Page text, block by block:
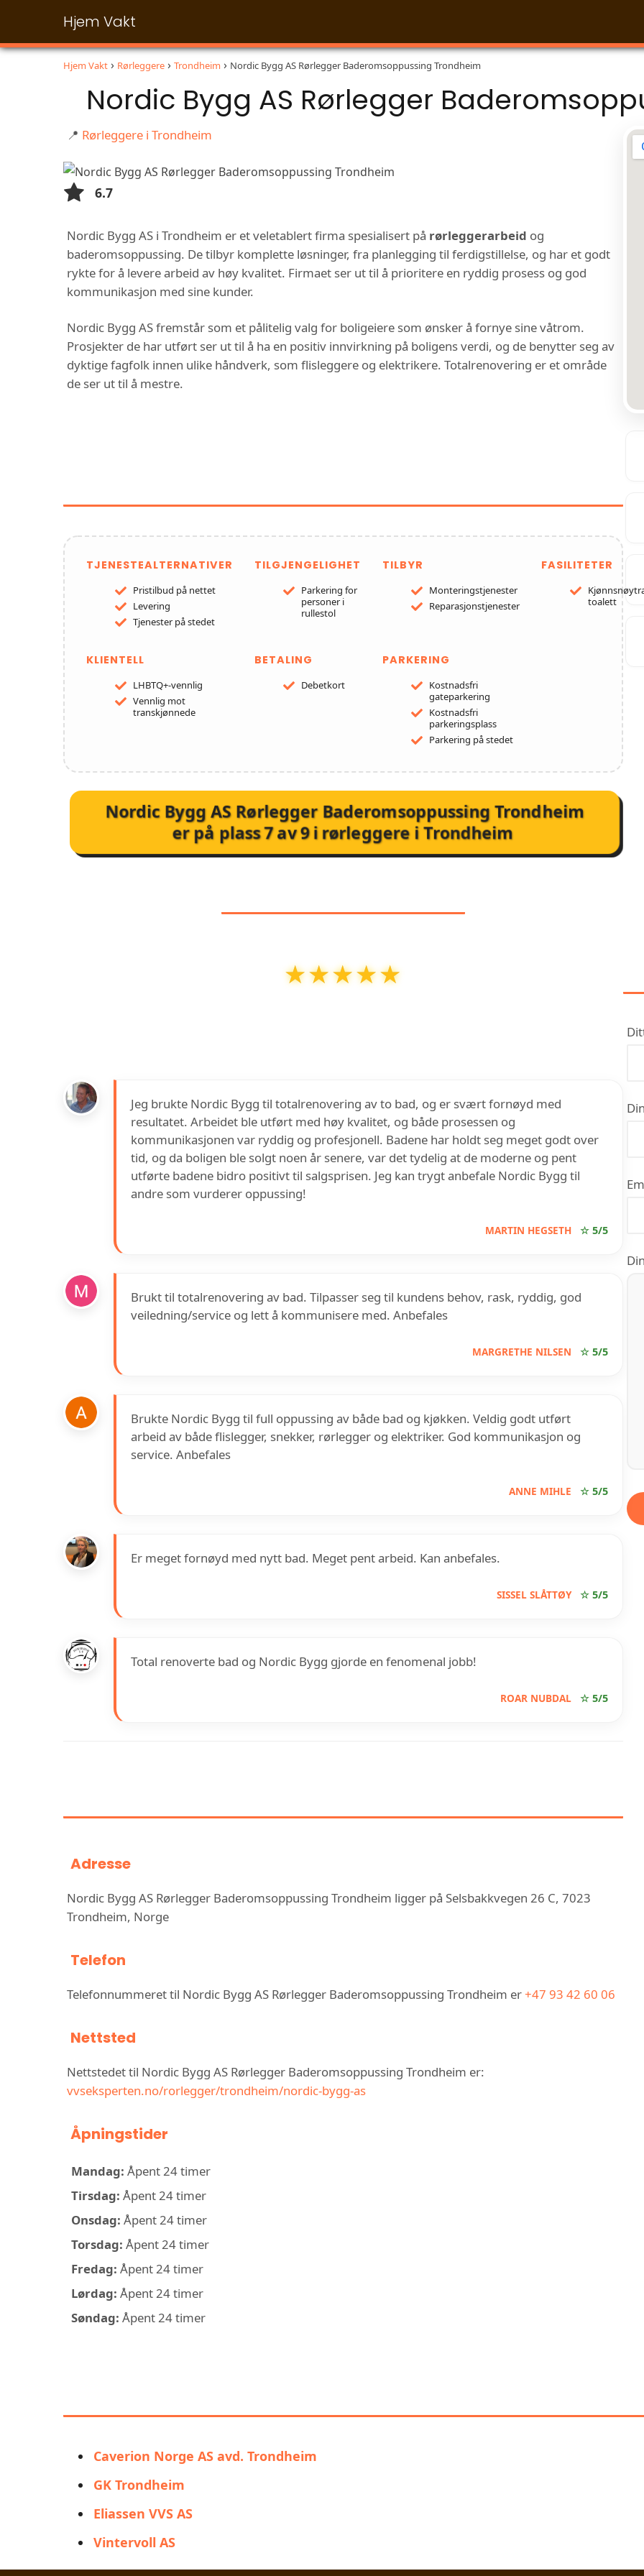
Hjem Vakt
Hjem Vakt Rørleggere Trondheim Nordic Bygg AS Rørlegger Baderomsoppussing Trondheim
Nordic Bygg AS Rørlegger
📍 Rørleggere i Trondheim
6.7
Nordic Bygg AS i Trondheim er et veletablert firma spesialisert på rørleggerarbeid og
baderomsoppussing. De tilbyr komplette løsninger, fra planlegging til ferdigstillelse, og har et godt
rykte for å levere arbeid av høy kvalitet. Firmaet ser ut til å prioritere en ryddig prosess og god
kommunikasjon med sine kunder.
Nordic Bygg AS fremstår som et pålitelig valg for boligeiere som ønsker å fornye sine våtrom.
Prosjekter de har utført ser ut til å ha en positiv innvirkning på boligens verdi, og de benytter seg av
dyktige fagfolk innen ulike håndverk, som flisleggere og elektrikere. Totalrenovering er et område
de ser ut til å mestre.
TJENESTEALTERNATIVER
Pristilbud på nettet
Levering
Tjenester på stedet
TILGJENGELIGHET
Parkering for
personer i
rullestol
TILBYR
Monteringstjenester
Reparasjonstjenester
FASILITETER
toalett
KLIENTELL
LHBTQ+-vennlig
Vennlig mot
transkjønnede
BETALING
Debetkort
PARKERING
Kostnadsfri
gateparkering
Kostnadsfri
parkeringsplass
Parkering på stedet
Nordic Bygg AS Rørlegger Baderomsoppussing Trondheim
er på plass7av9 irørleggere i Trondheim
★★★★★
★★★★★
Jeg brukte Nordic Bygg til totalrenovering av to bad, og er svært fornøyd med
resultatet. Arbeidet ble utført med høy kvalitet, og både prosessen og
kommunikasjonen var ryddig og profesjonell. Badene har holdt seg meget godt over
tid, og da boligen ble solgt noen år senere, var det tydelig at de moderne og pent
utførte badene bidro positivt til salgsprisen. Jeg kan trygt anbefale Nordic Bygg til
andre som vurderer oppussing!
MARTIN HEGSETH ☆ 5/5
Brukt til totalrenovering av bad. Tilpasser seg til kundens behov, rask, ryddig, god
veiledning/service og lett å kommunisere med. Anbefales
MARGRETHE NILSEN ☆ 5/5
Brukte Nordic Bygg til full oppussing av både bad og kjøkken. Veldig godt utført
arbeid av både flislegger, snekker, rørlegger og elektriker. God kommunikasjon og
service. Anbefales
ANNE MIHLE ☆ 5/5
Er meget fornøyd med nytt bad. Meget pent arbeid. Kan anbefales.
SISSEL SLÅTTØY ☆ 5/5
Total renoverte bad og Nordic Bygg gjorde en fenomenal jobb!
ROAR NUBDAL ☆ 5/5
Adresse
Nordic Bygg AS Rørlegger Baderomsoppussing Trondheim ligger på Selsbakkvegen 26 C, 7023
Trondheim, Norge
Telefon
Telefonnummeret til Nordic Bygg AS Rørlegger Baderomsoppussing Trondheim er+47 93 42 60 06
Nettsted
Nettstedet til Nordic Bygg AS Rørlegger Baderomsoppussing Trondheim er:
vvseksperten.no/rorlegger/trondheim/nordic-bygg-as
Åpningstider
Mandag: Åpent 24 timer
Tirsdag: Åpent 24 timer
Onsdag: Åpent 24 timer
Torsdag: Åpent 24 timer
Fredag: Åpent 24 timer
Lørdag: Åpent 24 timer
Søndag: Åpent 24 timer
Caverion Norge AS avd. Trondheim
GK Trondheim
Eliassen VVS AS
Vintervoll AS